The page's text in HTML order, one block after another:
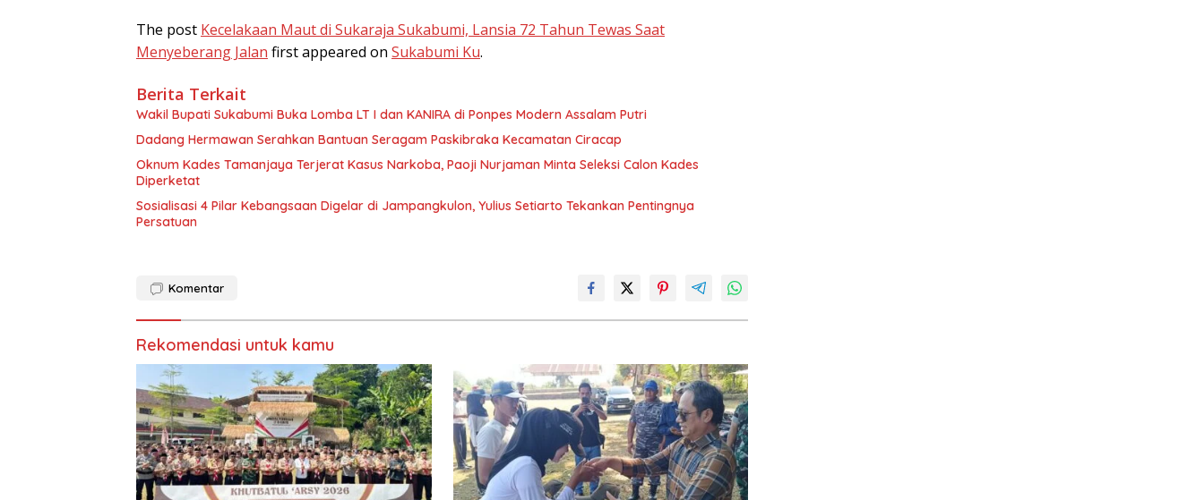
The post Kecelakaan Maut di Sukaraja Sukabumi, Lansia 72 Tahun Tewas Saat
Menyeberang Jalan first appeared on Sukabumi Ku.
Berita Terkait
Wakil Bupati Sukabumi Buka Lomba LT I dan KANIRA di Ponpes Modern Assalam Putri
Dadang Hermawan Serahkan Bantuan Seragam Paskibraka Kecamatan Ciracap
Oknum Kades Tamanjaya Terjerat Kasus Narkoba, Paoji Nurjaman Minta Seleksi Calon Kades
Diperketat
Sosialisasi 4 Pilar Kebangsaan Digelar di Jampangkulon, Yulius Setiarto Tekankan Pentingnya
Persatuan
Komentar
Rekomendasi untuk kamu